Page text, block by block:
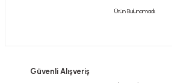
Ürün Bulunamadı.
Güvenli Alışveriş